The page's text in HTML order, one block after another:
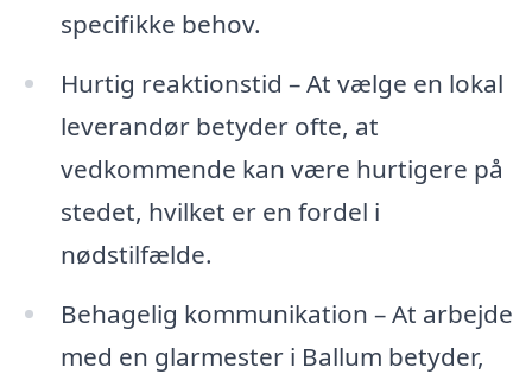
specifikke behov.
Hurtig reaktionstid – At vælge en lokal
leverandør betyder ofte, at
vedkommende kan være hurtigere på
stedet, hvilket er en fordel i
nødstilfælde.
Behagelig kommunikation – At arbejde
med en glarmester i Ballum betyder,